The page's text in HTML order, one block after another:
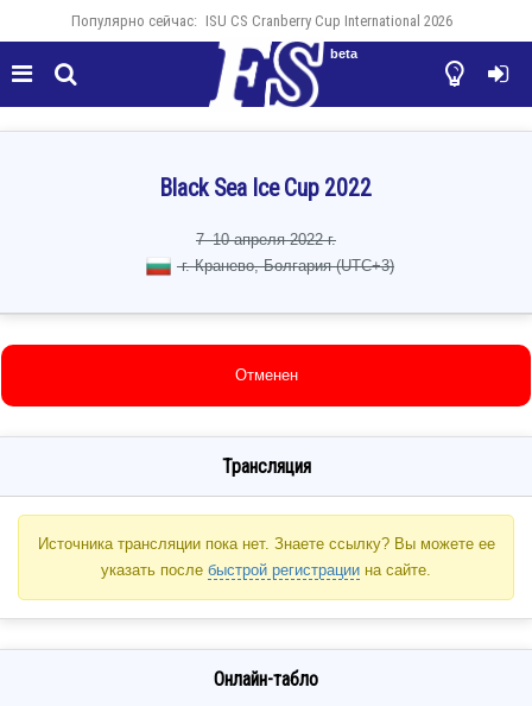
Популярно сейчас: ISU CS Cranberry Cup International 2026
  

beta
Black Sea Ice Cup 2022
7–10 апреля 2022 г.
г. Кранево, Болгария (UTC+3)
Отменен
Трансляция
Источника трансляции пока нет. Знаете ссылку? Вы можете ее
указать после быстрой регистрации на сайте.
Онлайн-табло